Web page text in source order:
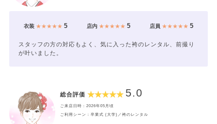
衣装★★★★★ 5 店内★★★★★ 5 店員 ★★★★★5
スタッフの方の対応もよく、気に入った袴のレンタル、前撮り
が叶いました。
総合評価 5.0
ご来店日時：2026年05月頃
ご利用シーン：卒業式 (大学)／袴のレンタル